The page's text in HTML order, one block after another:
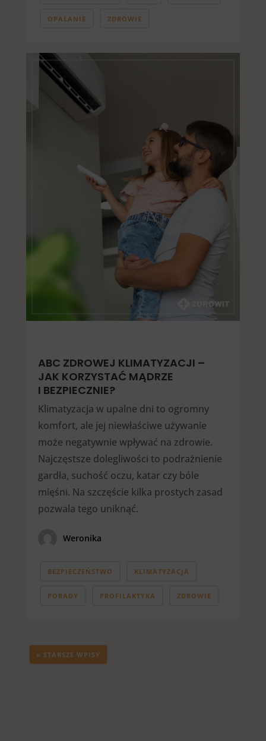
OPALANIE ZDROWIE
ABC ZDROWEJ KLIMATYZACJI –
JAK KORZYSTAĆ MĄDRZE
I BEZPIECZNIE?
Klimatyzacja w upalne dni to ogromny
komfort, ale jej niewłaściwe używanie
może negatywnie wpływać na zdrowie.
Najczęstsze dolegliwości to podrażnienie
gardła, suchość oczu, katar czy bóle
mięśni. Na szczęście kilka prostych zasad
pozwala tego uniknąć.
Weronika
BEZPIECZEŃSTWO KLIMATYZACJA
PORADY PROFILAKTYKA ZDROWIE
« STARSZE WPISY